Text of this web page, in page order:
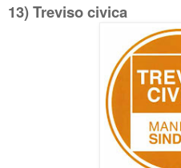
13) Treviso civica